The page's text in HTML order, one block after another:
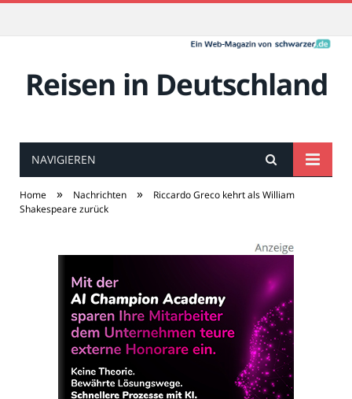
Reisen in Deutschland
NAVIGIEREN
Home » Nachrichten »
Riccardo Greco kehrt als William
Shakespeare zurück